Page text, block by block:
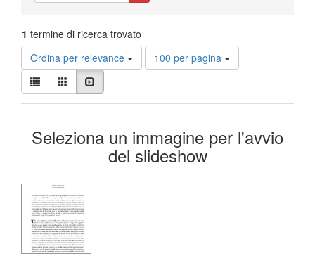
1 termine di ricerca trovato
Ordina per relevance
Risultati
per
100 per pagina
Visualizza
i
risultati
Lista Galleria
Risultati
della
Seleziona un immagine per l'avvio
del slideshow